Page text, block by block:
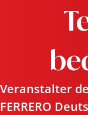
Veranstalter
FERRERO